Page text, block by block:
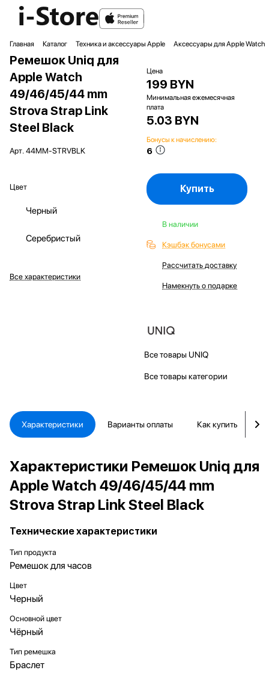
Главная Каталог Техника и аксессуары Apple Аксессуары для Apple Watch
Ремешок Uniq для
Apple Watch
49/46/45/44 mm
Strova Strap Link
Steel Black
Арт. 44MM-STRVBLK
Цвет
Черный
Серебристый
Все характеристики
Цена
199 BYN
Минимальная ежемесячная
плата
5.03 BYN
Бонусы к начислению:
6
Купить
В наличии
Кэшбэк бонусами
Рассчитать доставку
Намекнуть о подарке
Все товары UNIQ
Все товары категории
Характеристики Варианты оплаты Как купить
Характеристики Ремешок Uniq для
Apple Watch 49/46/45/44 mm
Strova Strap Link Steel Black
Технические характеристики
Тип продукта
Ремешок для часов
Цвет
Черный
Основной цвет
Чёрный
Тип ремешка
Браслет